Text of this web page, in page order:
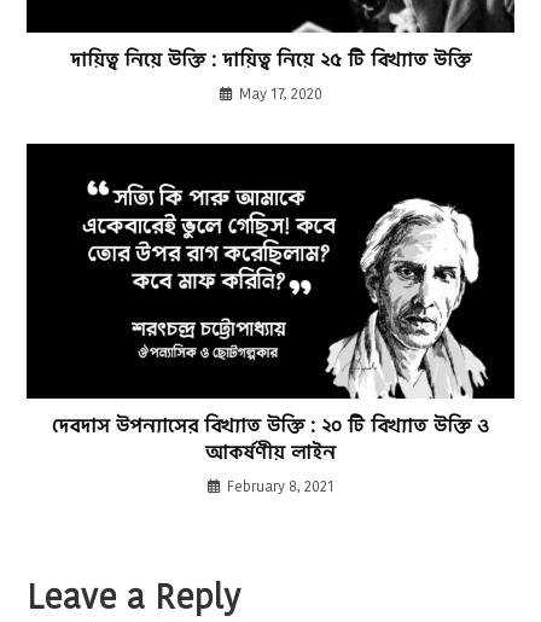
দায়িত্ব নিয়ে উক্তি : দায়িত্ব নিয়ে ২৫ টি বিখ্যাত উক্তি
May 17, 2020
দেবদাস উপন্যাসের বিখ্যাত উক্তি : ২০ টি বিখ্যাত উক্তি ও
আকর্ষণীয় লাইন
February 8, 2021
Leave a Reply